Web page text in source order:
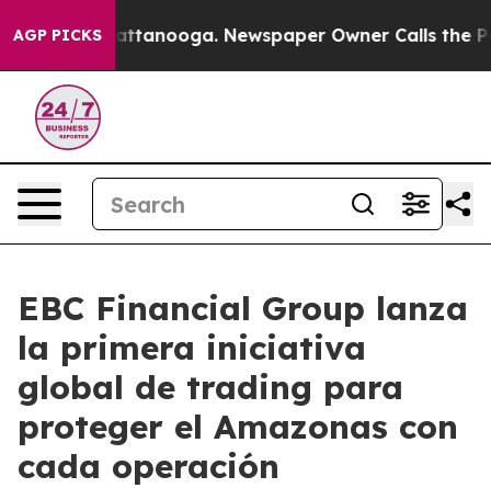
AGP PICKS
in Chattanooga. Newspaper Owner Calls the People
EBC Financial Group lanza
la primera iniciativa
global de trading para
proteger el Amazonas con
cada operación